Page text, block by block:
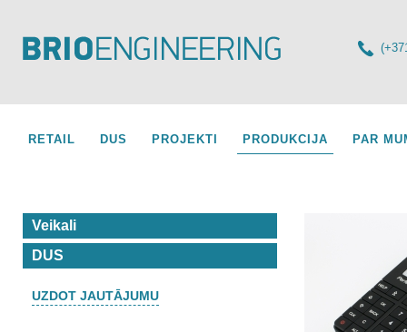
RETAIL DUS PROJEKTI PRODUKCIJA PAR
Veikali
DUS
UZDOT JAUTĀJUMU